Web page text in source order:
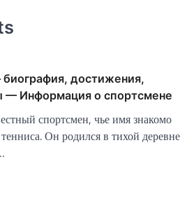
достижения,
— Информация о спортсмене
спортсмен, чье имя знакомо
Он родился в тихой деревне